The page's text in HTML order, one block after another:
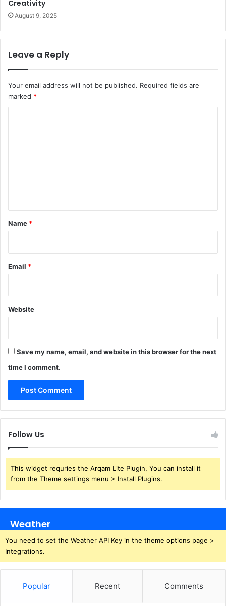
Creativity
August 9, 2025
Leave a Reply
Your email address will not be published. Required fields are
marked *
*
Name *
Email *
Website
Save my name, email, and website in this browser for the next
time I comment.
Follow Us
This widget requries the Arqam Lite Plugin, You can install it
from the Theme settings menu > Install Plugins.
Weather
You need to set the Weather API Key in the theme options page >
Integrations.
Popular Recent Comments